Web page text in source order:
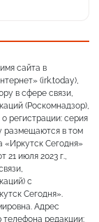
сайта в
(irk.today),
в сфере связи,
(Роскомнадзор),
регистрации: серия
размещаются в том
«Иркутск Сегодня»
июля 2023 г.,
с
Сегодня».
Адрес
телефона редакции: